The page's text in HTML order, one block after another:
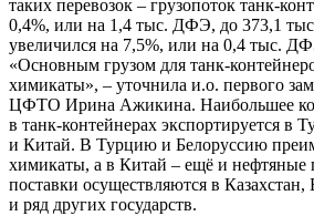
таких перево­зок – грузопоток танк-
0,4%, или на 1,4 тыс. ДФЭ, до 373,1
увеличился на 7,5%, или на 0,4 тыс.
«Основным грузом для танк-
химикаты», – уточнила и.о. первого
ЦФТО Ирина Ажикина. Наибольшее
в танк-контейнерах экспортируется в
и Китай. В Турцию и Белоруссию
химикаты, а в Китай – ещё и нефтяные
поставки осуществляются в
и ряд других государств.